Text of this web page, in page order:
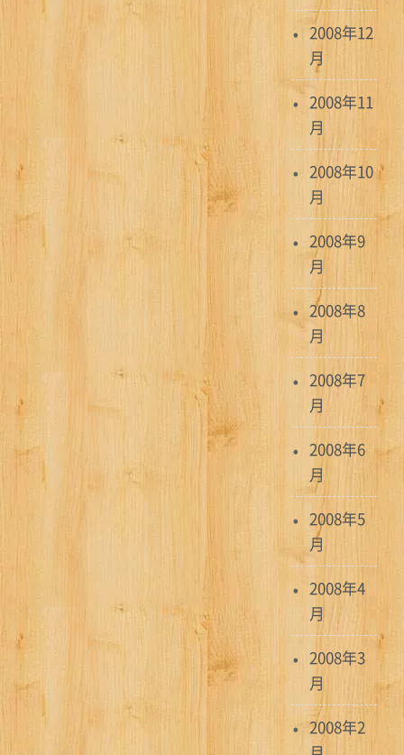
2008年12
月
2008年11
月
2008年10
月
2008年9
月
2008年8
月
2008年7
月
2008年6
月
2008年5
月
2008年4
月
2008年3
月
2008年2